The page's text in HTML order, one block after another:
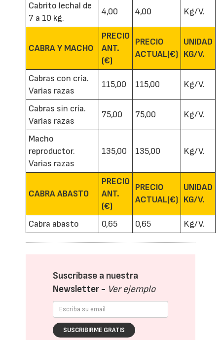
Cabrito lechal de
7 a 10 kg.
4,00 4,00 Kg/V.
CABRA Y MACHO
PRECIO
ANT.
(€)
PRECIO
ACTUAL(€)
UNIDAD
KG/V.
Cabras con cría.
Varias razas
115,00 115,00 Kg/V.
Cabras sin cría.
Varias razas
75,00 75,00 Kg/V.
Macho
reproductor.
Varias razas
135,00 135,00 Kg/V.
CABRA ABASTO
PRECIO
ANT.
(€)
PRECIO
ACTUAL(€)
UNIDAD
KG/V.
Cabra abasto 0,65 0,65 Kg/V.
Suscríbase a nuestra
Newsletter - Ver ejemplo
SUSCRIBIRME GRATIS